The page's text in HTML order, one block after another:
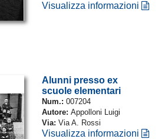
Visualizza informazioni
Alunni presso ex
scuole elementari
Num.: 007204
Autore: Appolloni Luigi
Via: Via A. Rossi
Visualizza informazioni